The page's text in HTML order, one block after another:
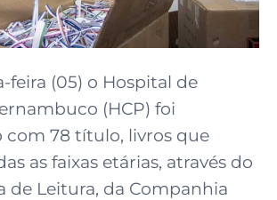
feira (05) o Hospital de
(HCP) foi
com 78 título, livros que
as faixas etárias, através do
de Leitura, da Companhia